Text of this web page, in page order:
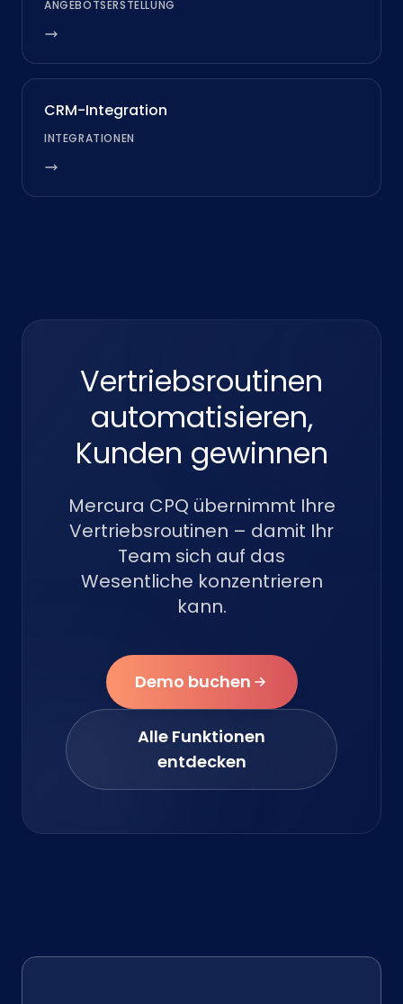
ANGEBOTSERSTELLUNG
CRM-Integration
INTEGRATIONEN
Vertriebsroutinen
automatisieren,
Kunden gewinnen
Mercura CPQ übernimmt Ihre
Vertriebsroutinen – damit Ihr
Team sich auf das
Wesentliche konzentrieren
kann.
Demo buchen
Alle Funktionen
entdecken